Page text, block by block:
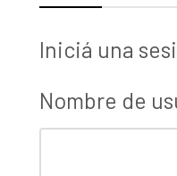
Iniciá una
Nombre de